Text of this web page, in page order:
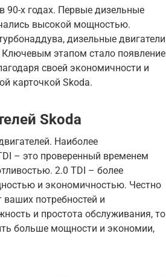
х годах. Первые дизельные
высокой мощностью.
дизельные двигатели
этапом стало появление
своей экономичности и
карточкой Skoda.
Skoda
Наиболее
– это проверенный временем
2.0 TDI – более
и экономичностью. Честно
потребностей и
и простота обслуживания, то
больше мощности и экономии,